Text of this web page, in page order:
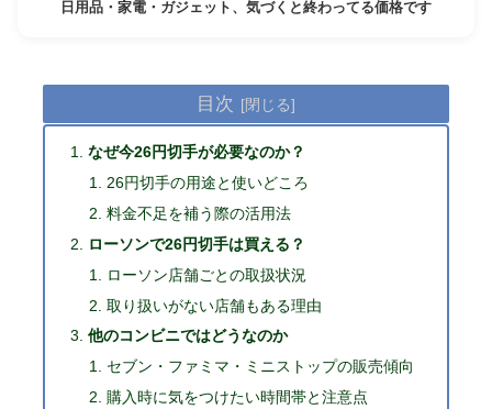
日用品・家電・ガジェット、気づくと終わってる価格です
目次
なぜ今26円切手が必要なのか？
26円切手の用途と使いどころ
料金不足を補う際の活用法
ローソンで26円切手は買える？
ローソン店舗ごとの取扱状況
取り扱いがない店舗もある理由
他のコンビニではどうなのか
セブン・ファミマ・ミニストップの販売傾向
購入時に気をつけたい時間帯と注意点